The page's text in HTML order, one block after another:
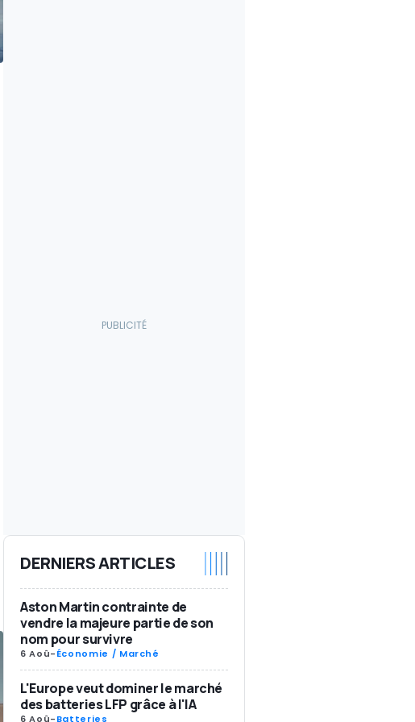
DERNIERS ARTICLES
Aston Martin contrainte de
vendre la majeure partie de son
nom pour survivre
6 Aoû-Économie / Marché
L'Europe veut dominer le marché
des batteries LFP grâce à l'IA
6 Aoû-Batteries